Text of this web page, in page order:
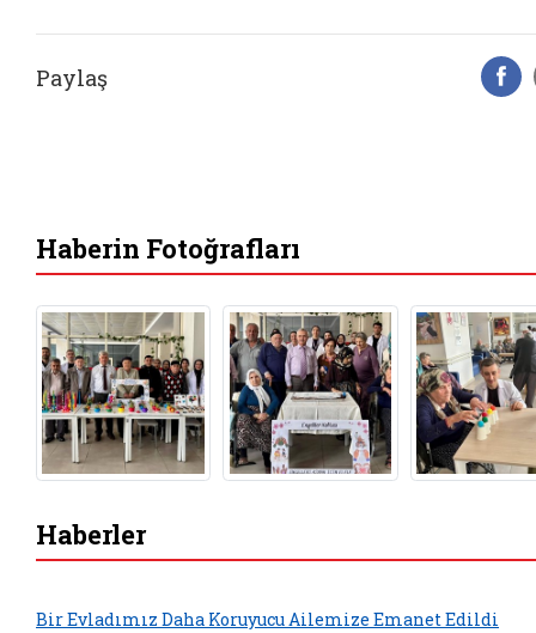
Paylaş
Haberin Fotoğrafları
Haberler
Bir Evladımız Daha Koruyucu Ailemize Emanet Edildi